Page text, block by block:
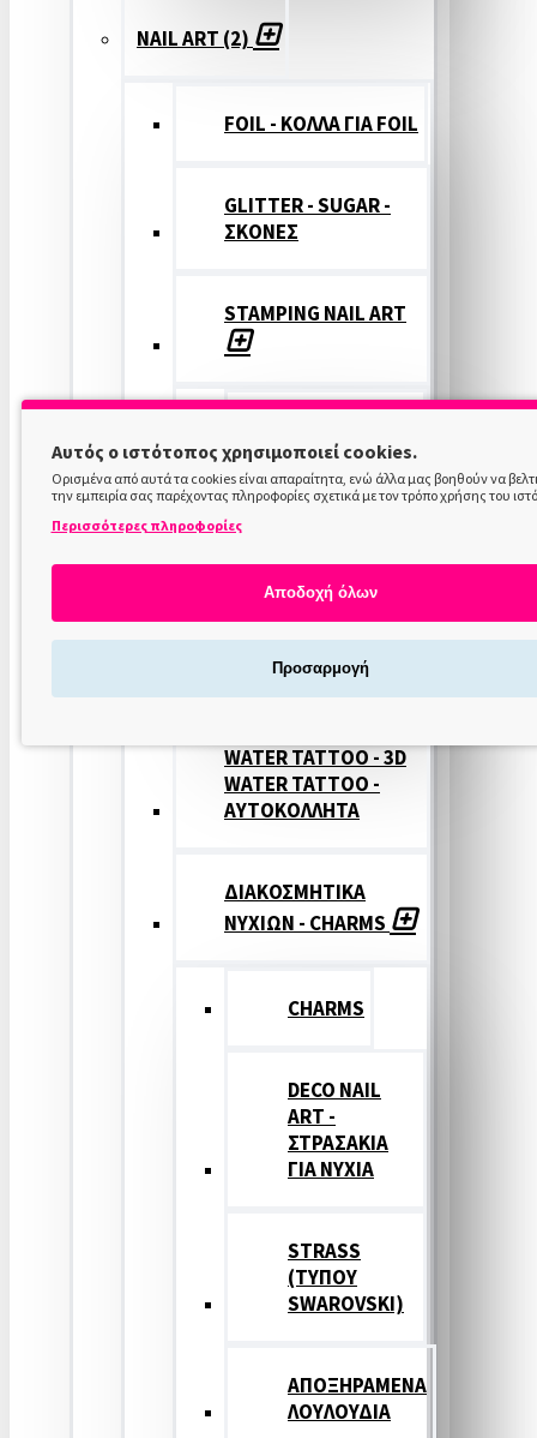
NAIL ART (2)
FOIL - ΚΟΛΛΑ ΓΙΑ FOIL
GLITTER - SUGAR -
ΣΚΟΝΕΣ
STAMPING NAIL ART
COLOR
ΝΥΧΙΩΝ
ΣΦΡΑΓΙΔΕΣ
ΝΥΧΙΩΝ
WATER TATTOO - 3D
WATER TATTOO -
ΑΥΤΟΚΟΛΛΗΤΑ
ΔΙΑΚΟΣΜΗΤΙΚΑ
ΝΥΧΙΩΝ - CHARMS
CHARMS
DECO NAIL
ART -
ΣΤΡΑΣΑΚΙΑ
ΓΙΑ ΝΥΧΙΑ
STRASS
(ΤΥΠΟΥ
SWAROVSKI)
ΑΠΟΞΗΡΑΜΕΝΑ
ΛΟΥΛΟΥΔΙΑ
Αυτός ο ιστότοπος χρησιμοποιεί cookies.
Ορισμένα από αυτά τα cookies είναι απαραίτητα, ενώ άλλα μας βοηθούν να
την εμπειρία σας παρέχοντας πληροφορίες σχετικά με τον τρόπο χρήσης του
Περισσότερες πληροφορίες
Αποδοχή όλων
Προσαρμογή